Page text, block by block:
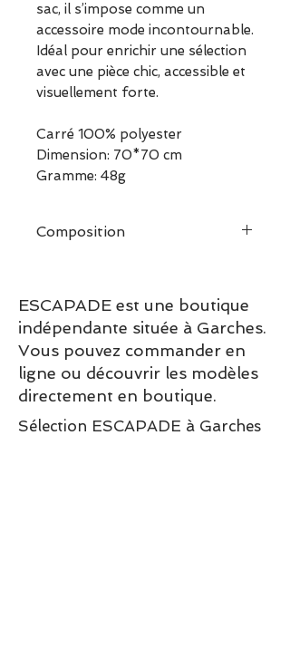
sac, il s’impose comme un
accessoire mode incontournable.
Idéal pour enrichir une sélection
avec une pièce chic, accessible et
visuellement forte.
Carré 100% polyester
Dimension: 70*70 cm
Gramme: 48g
Composition
ESCAPADE est une boutique
indépendante située à Garches.
Vous pouvez commander en
ligne ou découvrir les modèles
directement en boutique.
Sélection ESCAPADE à Garches